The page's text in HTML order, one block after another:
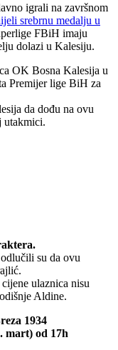
igrali na završnom
srebrnu medalju u
FBiH imaju
dolazi u Kalesiju.
OK Bosna Kalesija u
Premijer lige BiH za
da dođu na ovu
utakmici.
su da ovu
ulaznica nisu
Aldine.
1934
mart) od 17h